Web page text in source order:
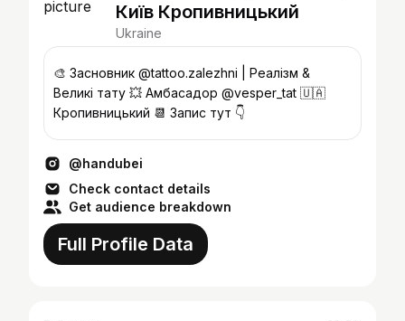
Київ Кропивницький
Ukraine
🎨 Засновник @tattoo.zalezhni | Реалізм &
Великі тату 💥 Амбасадор @vesper_tat 🇺🇦
Кропивницький 📆 Запис тут 👇
@handubei
Check contact details
Get audience breakdown
Full Profile Data